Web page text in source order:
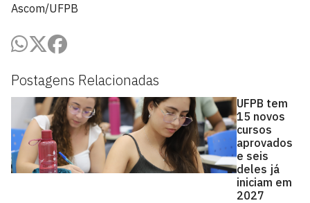
Postagens Relacionadas
UFPB tem
15 novos
cursos
aprovados
e seis
deles já
iniciam em
2027
Ascom/UFPB